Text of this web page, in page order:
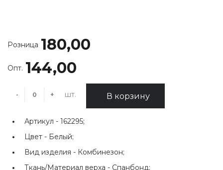
Розница 180,00
Опт. 144,00
- + шт. В корзину
Артикул - 162295;
Цвет - Белый;
Вид изделия - Комбинезон;
Ткань/Материал верха - Спанбонд;